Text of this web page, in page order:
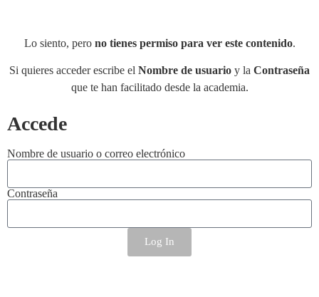
Lo siento, perono tienes permiso para ver este contenido.
Si quieres acceder escribe el Nombre de usuario y la Contraseña
que te han facilitado desde la academia.
Accede
Nombre de usuario o correo electrónico
Contraseña
Log In